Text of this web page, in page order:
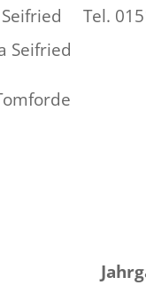
Tel.
Seifried